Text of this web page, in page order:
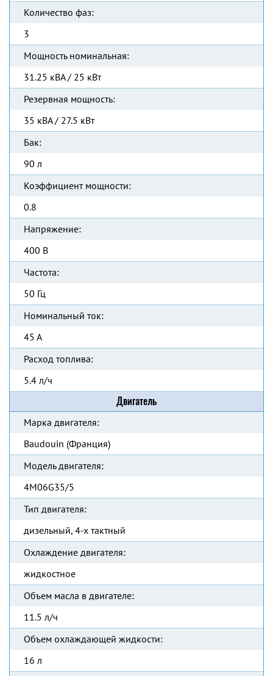
Количество фаз:
3
Мощность номинальная:
31.25 кВА / 25 кВт
Резервная мощность:
35 кВА / 27.5 кВт
Бак:
90 л
Коэффициент мощности:
0.8
Напряжение:
400 В
Частота:
50 Гц
Номинальный ток:
45 А
Расход топлива:
5.4 л/ч
Двигатель
Марка двигателя:
Baudouin (Франция)
Модель двигателя:
4M06G35/5
Тип двигателя:
дизельный, 4-х тактный
Охлаждение двигателя:
жидкостное
Объем масла в двигателе:
11.5 л/ч
Объем охлаждающей жидкости:
16 л